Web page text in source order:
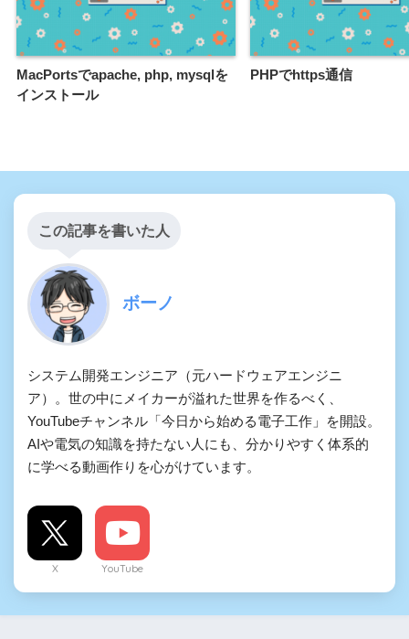
MacPortsでapache, php, mysqlを
インストール
PHPでhttps通信
この記事を書いた人
ボーノ
システム開発エンジニア（元ハードウェアエンジニ
ア）。世の中にメイカーが溢れた世界を作るべく、
YouTubeチャンネル「今日から始める電子工作」を開設。
AIや電気の知識を持たない人にも、分かりやすく体系的
に学べる動画作りを心がけています。
X YouTube